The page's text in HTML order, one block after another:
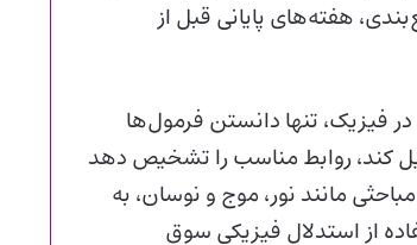
هفته‌های پایانی قبل از
فیزیک، تنها دانستن فرمول‌ها
کند، روابط مناسب را تشخیص دهد
مانند نور، موج و نوسان، به
از استدلال فیزیکی سوق